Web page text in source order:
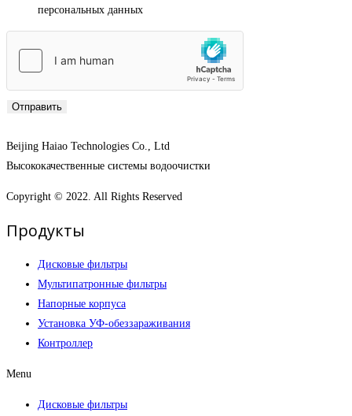
персональных данных
Отправить
Beijing Haiao Technologies Co., Ltd
Высококачественные системы водоочистки
Copyright © 2022. All Rights Reserved
Продукты
Дисковые фильтры
Мультипатронные фильтры
Напорные корпуса
Установка УФ-обеззараживания
Контроллер
Menu
Дисковые фильтры